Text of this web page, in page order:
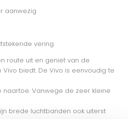
aanwezig
vering
route uit en geniet van de
biedt. De Vivo is eenvoudig te
naartoe. Vanwege de zeer kleine
brede luchtbanden ook uiterst